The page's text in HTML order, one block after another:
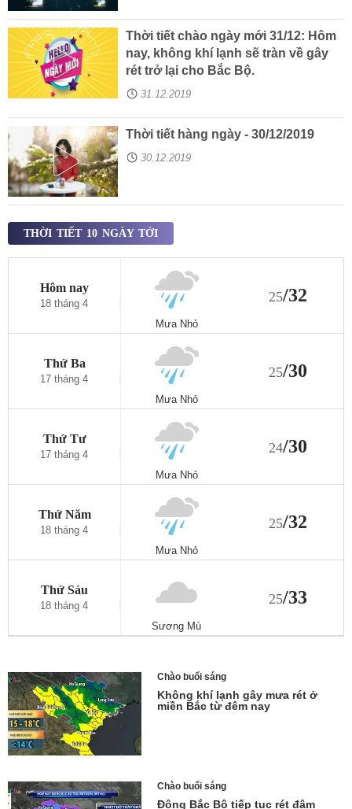
Thời tiết chào ngày mới 31/12: Hôm
nay, không khí lạnh sẽ tràn về gây
rét trở lại cho Bắc Bộ.
31.12.2019
Thời tiết hàng ngày - 30/12/2019
30.12.2019
THỜI TIẾT 10 NGÀY TỚI
Hôm nay
18 tháng 4
Mưa Nhỏ
25/32
Thứ Ba
17 tháng 4
Mưa Nhỏ
25/30
Thứ Tư
17 tháng 4
Mưa Nhỏ
24/30
Thứ Năm
18 tháng 4
Mưa Nhỏ
25/32
Thứ Sáu
18 tháng 4
Sương Mù
25/33
17 tháng 4
Nhiều Mây
Chủ Nhật
17 tháng 4
Chào buổi sáng
Không khí lạnh gây mưa rét ở
miền Bắc từ đêm nay
Chào buổi sáng
Đông Bắc Bộ tiếp tục rét đậm